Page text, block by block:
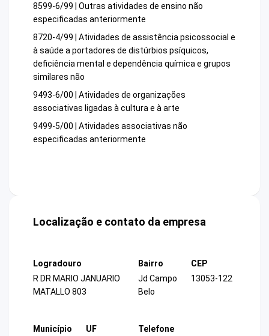
8599-6/99 | Outras atividades de ensino não
especificadas anteriormente
8720-4/99 | Atividades de assistência psicossocial e
à saúde a portadores de distúrbios psíquicos,
deficiência mental e dependência química e grupos
similares não
9493-6/00 | Atividades de organizações
associativas ligadas à cultura e à arte
9499-5/00 | Atividades associativas não
especificadas anteriormente
Localização e contato da empresa
Logradouro
R DR MARIO JANUARIO
MATALLO 803
Bairro
Jd Campo
Belo
CEP
13053-122
Município
UF
Telefone